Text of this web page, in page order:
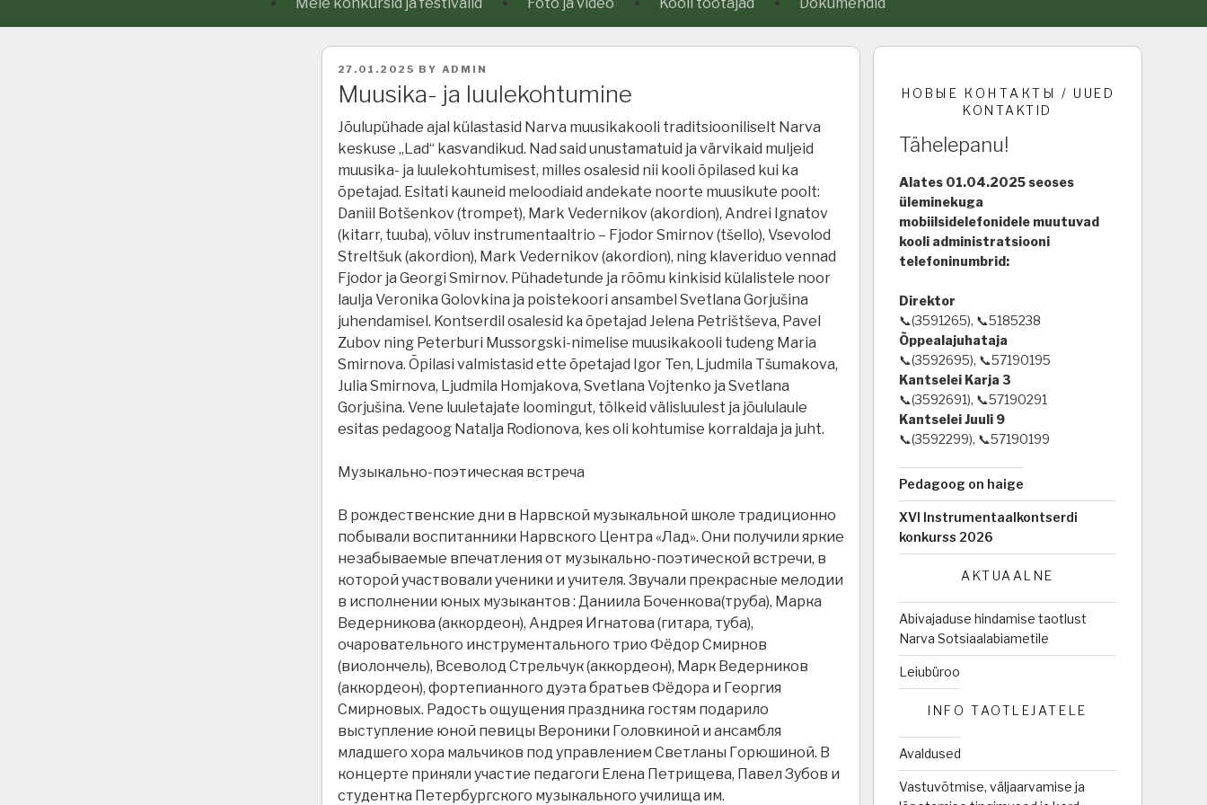
POSTED
27.01.2025 BY ADMIN
Muusika- ja luulekohtumine
Jõulupühade ajal külastasid Narva muusikakooli traditsiooniliselt Narva
keskuse „Lad“ kasvandikud. Nad said unustamatuid ja värvikaid muljeid
muusika- ja luulekohtumisest, milles osalesid nii kooli õpilased kui ka
õpetajad. Esitati kauneid meloodiaid andekate noorte muusikute poolt:
Daniil Botšenkov (trompet), Mark Vedernikov (akordion), Andrei Ignatov
(kitarr, tuuba), võluv instrumentaaltrio – Fjodor Smirnov (tšello), Vsevolod
Streltšuk (akordion), Mark Vedernikov (akordion), ning klaveriduo vennad
Fjodor ja Georgi Smirnov. Pühadetunde ja rõõmu kinkisid külalistele noor
laulja Veronika Golovkina ja poistekoori ansambel Svetlana Gorjušina
juhendamisel. Kontserdil osalesid ka õpetajad Jelena Petrištševa, Pavel
Zubov ning Peterburi Mussorgski-nimelise muusikakooli tudeng Maria
Smirnova. Õpilasi valmistasid ette õpetajad Igor Ten, Ljudmila Tšumakova,
Julia Smirnova, Ljudmila Homjakova, Svetlana Vojtenko ja Svetlana
Gorjušina. Vene luuletajate loomingut, tõlkeid välisluulest ja jõululaule
esitas pedagoog Natalja Rodionova, kes oli kohtumise korraldaja ja juht.
Музыкально-поэтическая встреча
В рождественские дни в Нарвской музыкальной школе традиционно
побывали воспитанники Нарвского Центра «Лад». Они получили яркие
незабываемые впечатления от музыкально-поэтической встречи, в
которой участвовали ученики и учителя. Звучали прекрасные мелодии
в исполнении юных музыкантов : Даниила Боченкова(труба), Марка
Ведерникова (аккордеон), Андрея Игнатова (гитара, туба),
очаровательного инструментального трио Фёдор Смирнов
(виолончель), Всеволод Стрельчук (аккордеон), Марк Ведерников
(аккордеон), фортепианного дуэта братьев Фёдора и Георгия
Смирновых. Радость ощущения праздника гостям подарило
выступление юной певицы Вероники Головкиной и ансамбля
младшего хора мальчиков под управлением Светланы Горюшиной. В
концерте приняли участие педагоги Елена Петрищева, Павел Зубов и
студентка Петербургского музыкального училища им.
НОВЫЕ КОНТАКТЫ / UUED
KONTAKTID
Tähelepanu!
Alates 01.04.2025 seoses
üleminekuga
mobiilsidelefonidele muutuvad
kooli administratsiooni
telefoninumbrid:
Direktor
📞(3591265), 📞5185238
Õppealajuhataja
📞(3592695), 📞57190195
Kantselei Karja 3
📞(3592691), 📞57190291
Kantselei Juuli 9
📞(3592299), 📞57190199
Pedagoog on haige
XVI Instrumentaalkontserdi
konkurss 2026
AKTUAALNE
Abivajaduse hindamise taotlust
Narva Sotsiaalabiametile
Leiubüroo
INFO TAOTLEJATELE
Avaldused
Vastuvõtmise, väljaarvamise ja